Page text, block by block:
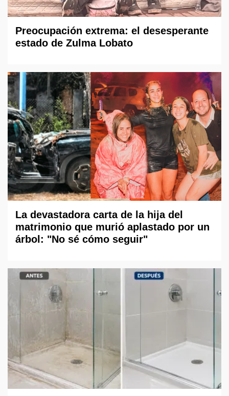
Preocupación extrema: el desesperante
estado de Zulma Lobato
La devastadora carta de la hija del
matrimonio que murió aplastado por un
árbol: "No sé cómo seguir"